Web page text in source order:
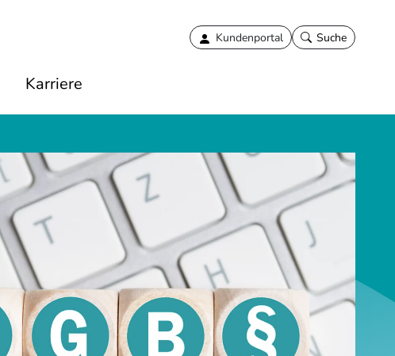
Kundenportal Suche
Karriere